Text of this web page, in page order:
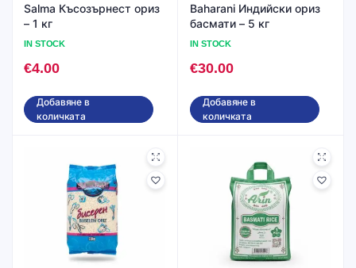
Salma Късозърнест ориз
– 1 кг
IN STOCK
€4.00
Добавяне в
количката
Baharani Индийски ориз
басмати – 5 кг
IN STOCK
€30.00
Добавяне в
количката